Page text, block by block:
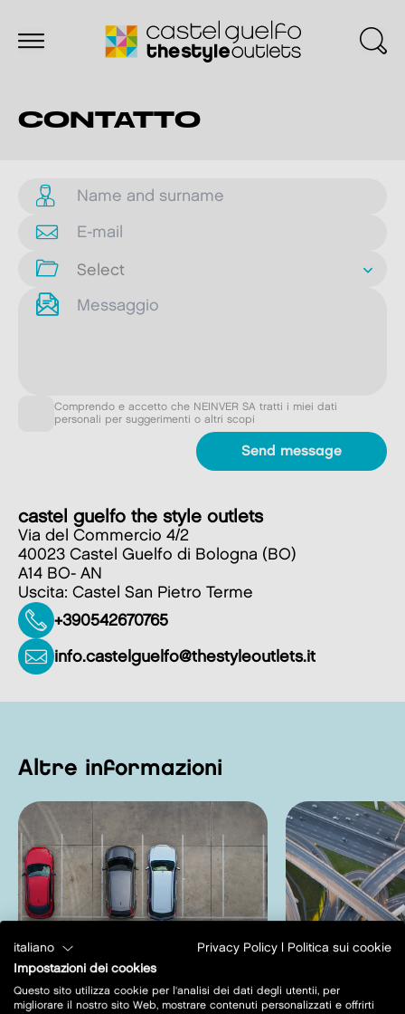
CONTATTO
Select
Comprendo e accetto che NEINVER SA tratti i miei dati
personali per suggerimenti o altri scopi
castel guelfo the style outlets
Via del Commercio 4/2
40023 Castel Guelfo di Bologna (BO)
A14 BO- AN
Uscita: Castel San Pietro Terme
+390542670765
info.castelguelfo@thestyleoutlets.it
Altre informazioni
italiano Privacy Policy
Politica sui cookie
Impostazioni dei cookies
Questo sito utilizza cookie per l'analisi dei dati degli utentii, per
migliorare il nostro sito Web, mostrare contenuti personalizzati e offrirti